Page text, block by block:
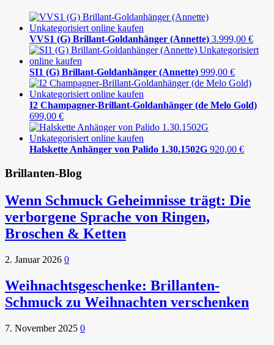
VVS1 (G) Brillant-Goldanhänger (Annette) 3.999,00 €
SI1 (G) Brillant-Goldanhänger (Annette) 999,00 €
I2 Champagner-Brillant-Goldanhänger (de Melo Gold)
699,00 €
Halskette Anhänger von Palido 1.30.1502G 920,00 €
Brillanten-Blog
Wenn Schmuck Geheimnisse trägt: Die
verborgene Sprache von Ringen,
Broschen & Ketten
2. Januar 2026 0
Weihnachtsgeschenke: Brillanten-
Schmuck zu Weihnachten verschenken
7. November 2025 0